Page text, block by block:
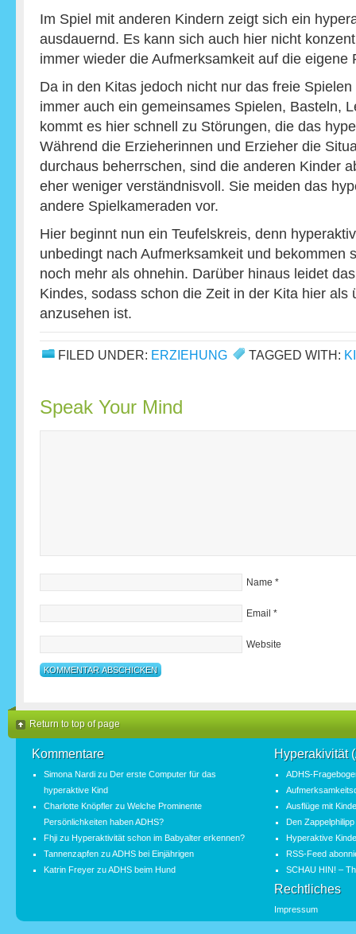
Im Spiel mit anderen Kindern zeigt sich ein
ausdauernd. Es kann sich auch hier nicht
immer wieder die Aufmerksamkeit auf die eigene
Da in den Kitas jedoch nicht nur das freie
immer auch ein gemeinsames Spielen, Basteln,
kommt es hier schnell zu Störungen, die das
Während die Erzieherinnen und Erzieher die
durchaus beherrschen, sind die anderen Kinder
eher weniger verständnisvoll. Sie meiden das
andere Spielkameraden vor.
Hier beginnt nun ein Teufelskreis, denn
unbedingt nach Aufmerksamkeit und bekommen
noch mehr als ohnehin. Darüber hinaus leidet
Kindes, sodass schon die Zeit in der Kita hier als
anzusehen ist.
FILED UNDER: ERZIEHUNG TAGGED WITH:
Speak Your Mind
Name *
Email *
Website
Return to top of page
Kommentare
Simona Nardi zu Der erste Computer für das
hyperaktive Kind
Charlotte Knöpfler zu Welche Prominente
Persönlichkeiten haben ADHS?
Fhji zu Hyperaktivität schon im Babyalter erkennen?
Tannenzapfen zuADHS bei Einjährigen
Katrin Freyer zuADHS beim Hund
Hyperakivität
ADHS-
Ausflüge mit
Den
Hyperaktive
RSS-Feed
SCHAU HIN! –
Rechtliches
Impressum